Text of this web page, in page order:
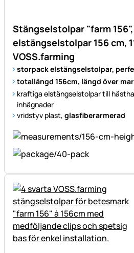
Stängselstolpar "farm
elstängselstolpar 156 cm,
VOSS.farming
storpack elstängselstolpar,
totallängd 156cm, längd över
kraftiga elstängselstolpar till
inhägnader
vridstyv plast, glasfiberarmerad